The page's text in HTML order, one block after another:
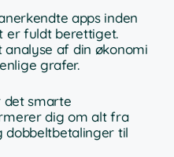
apps inden
er fuldt berettiget.
af din økonomi
grafer.
det smarte
dig om alt fra
dobbeltbetalinger til